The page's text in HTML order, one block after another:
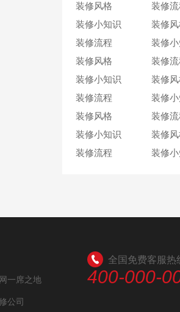
装修风格
装修
装修小知识
装修
装修流程
装修
装修风格
装修
装修小知识
装修
装修流程
装修
装修风格
装修
装修小知识
装修
装修流程
装修
一席之地
公司
全国免费客服热
400-000-